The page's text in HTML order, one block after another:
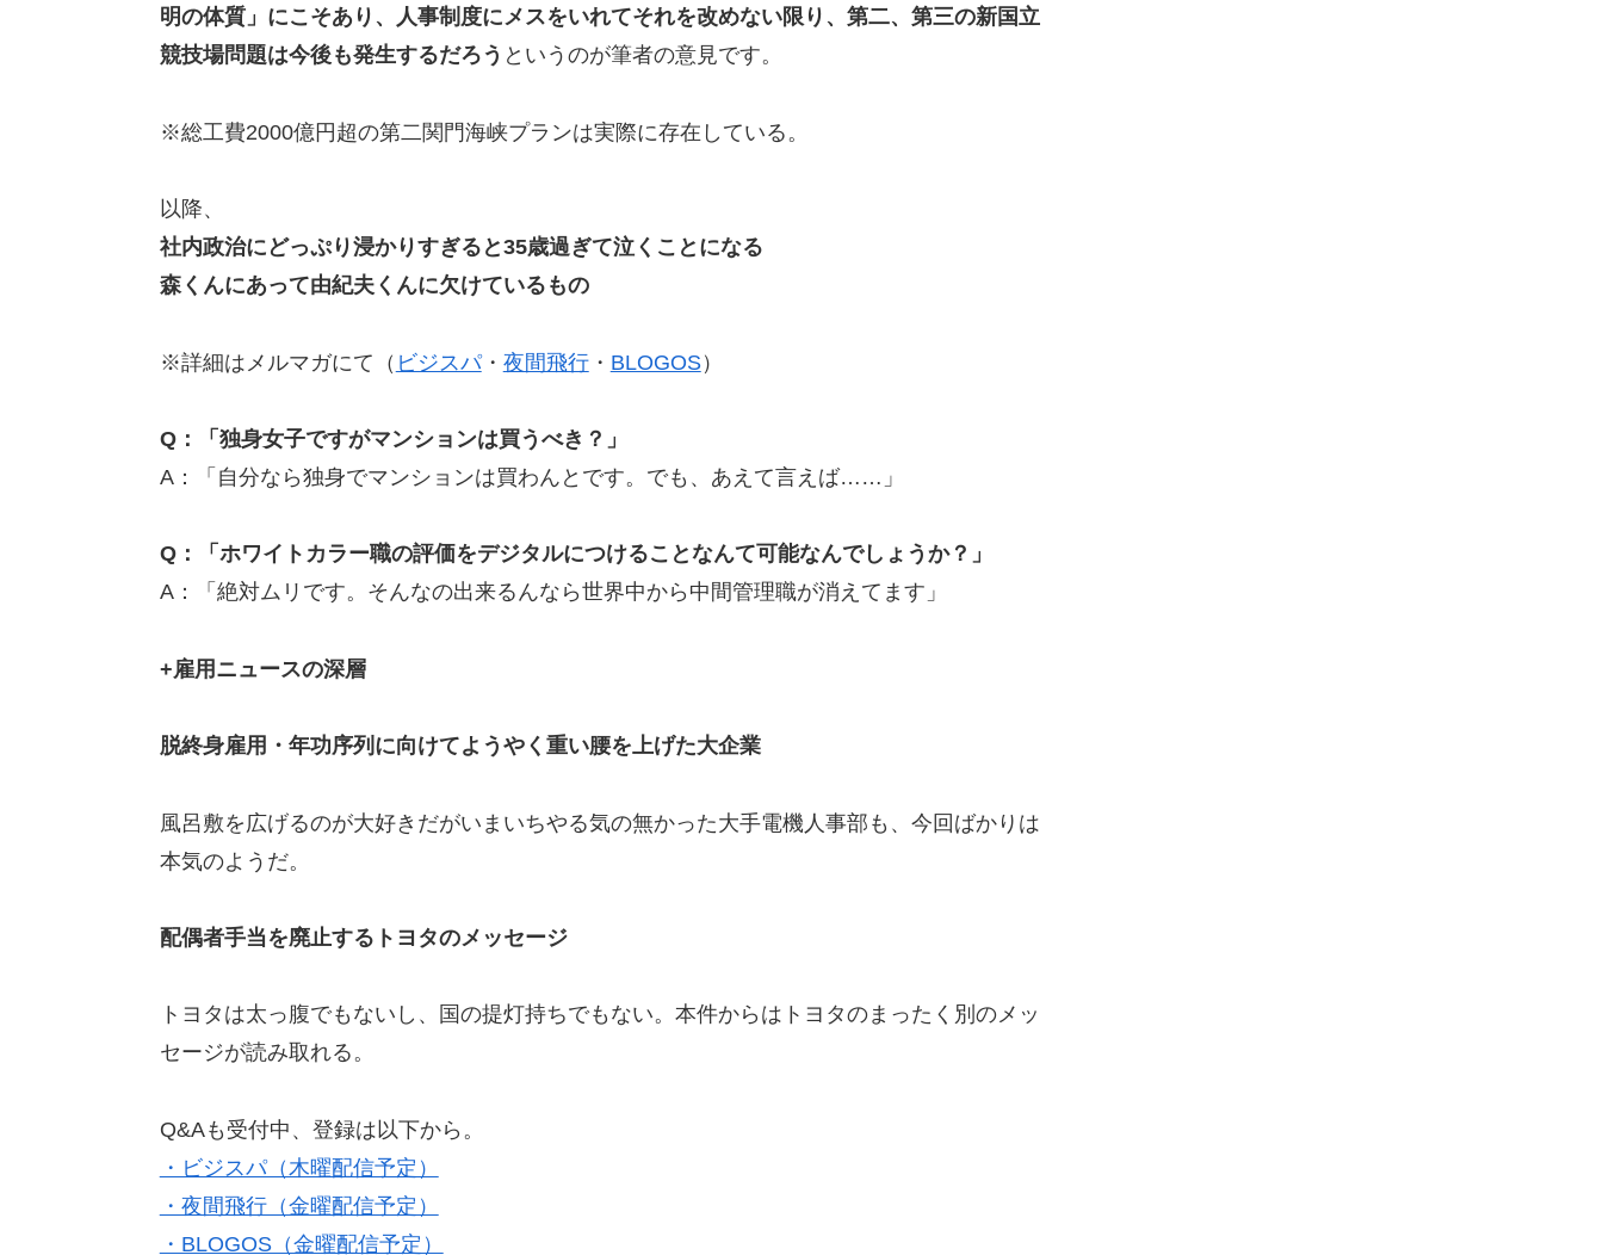
明の体質」にこそあり、人事制度にメスをいれてそれを改めない限り、第二、第三の新国立
競技場問題は今後も発生するだろう というのが筆者の意見です。
※総工費2000億円超の第二関門海峡プランは実際に存在している。
以降、
社内政治にどっぷり浸かりすぎると35歳過ぎて泣くことになる
森くんにあって由紀夫くんに欠けているもの
※詳細はメルマガにて（ ビジスパ・ 夜間飛行・ BLOGOS）
Q：「独身女子ですがマンションは買うべき？」
A：「自分なら独身でマンションは買わんとです。でも、あえて言えば……」
Q：「ホワイトカラー職の評価をデジタルにつけることなんて可能なんでしょうか？」
A：「絶対ムリです。そんなの出来るんなら世界中から中間管理職が消えてます」
+雇用ニュースの深層
脱終身雇用・年功序列に向けてようやく重い腰を上げた大企業
風呂敷を広げるのが大好きだがいまいちやる気の無かった大手電機人事部も、今回ばかりは
本気のようだ。
配偶者手当を廃止するトヨタのメッセージ
トヨタは太っ腹でもないし、国の提灯持ちでもない。本件からはトヨタのまったく別のメッ
セージが読み取れる。
Q&Aも受付中、登録は以下から。
・ビジスパ（木曜配信予定）
・夜間飛行（金曜配信予定）
・BLOGOS（金曜配信予定）